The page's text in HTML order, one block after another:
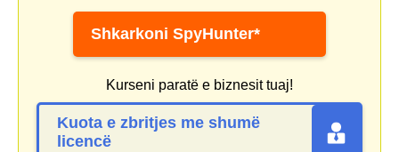
Shkarkoni SpyHunter*
Kurseni paratë e biznesit tuaj!
Kuota e zbritjes me shumë
licencë